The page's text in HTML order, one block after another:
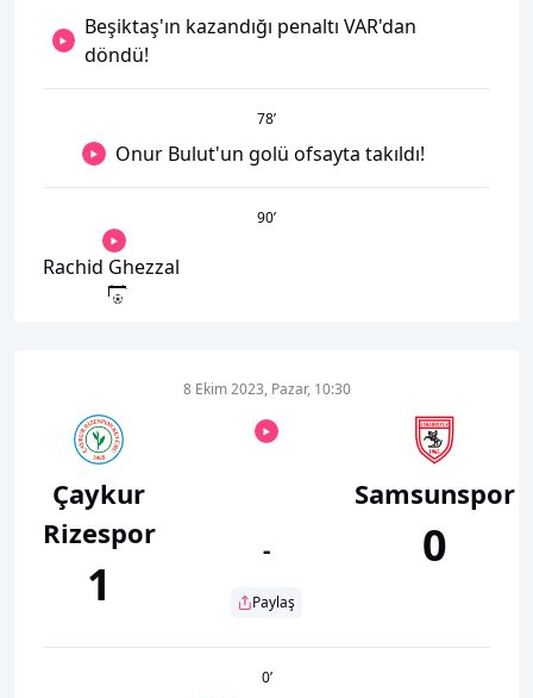
Beşiktaş'ın kazandığı penaltı VAR'dan
döndü!
78’
Onur Bulut'un golü ofsayta takıldı!
90’
Rachid Ghezzal
Çaykur
Rizespor
1
8 Ekim 2023, Pazar, 10:30
-
Paylaş
Samsunspor
0
0’